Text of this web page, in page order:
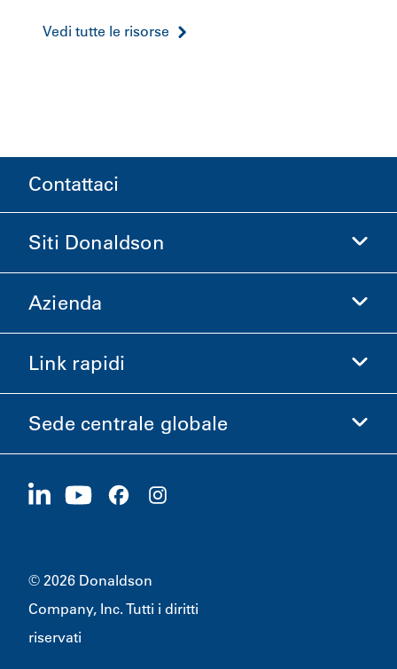
Vedi tutte le risorse
Contattaci
Siti Donaldson
Donaldson Life Sciences
Acquista Donaldson
Azienda
Informazioni aziendali
Etica e Conformità
Carriere
Link rapidi
Investitori
Fornitori
Sostenibilità
Sede centrale globale
1400 W 94th Street
© 2026 Donaldson
Company, Inc. Tutti i diritti
riservati